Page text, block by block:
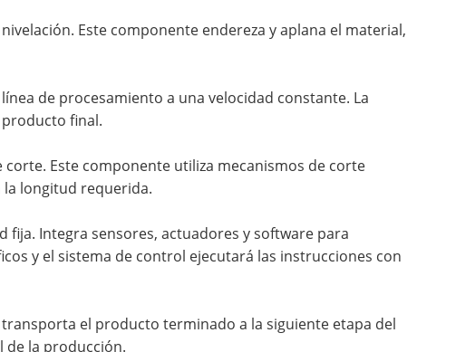
Este componente endereza y aplana el material,
de procesamiento a una velocidad constante. La
final.
Este componente utiliza mecanismos de corte
la longitud requerida.
Integra sensores, actuadores y software para
y el sistema de control ejecutará las instrucciones con
el producto terminado a la siguiente etapa del
de la producción.